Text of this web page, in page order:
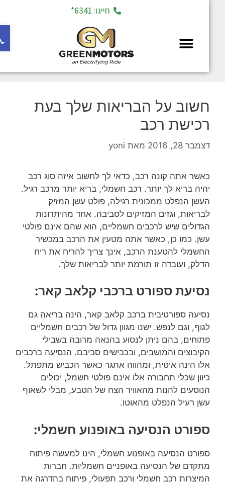
חייגו: 6341*
חשוב על הבריאות שלך בעת
רכישת רכב
דצמבר 28, 2016 מאתyoni
כאשר אתה קונה רכב, כדאי לך לחשוב איזה סוג רכב
יהיה בריא לך יותר. רכב חשמלי, בריא יותר מרכב רגיל.
העשן הנפלט ממכונית רגילה, פולט עשן המזיק
לבריאות, וגזים המזיקים לסביבה. אחד מהיתרונות
הגדולים שיש לרכבים חשמליים, הוא שהם אינם פולטי
עשן. כמו כן, כאשר אתה מטעין את הרכב במכשיר
החשמלי להטענת הרכב, אינך צריך להריח את ריח
הדלק, ועובדה זו תורמת יותר לבריאות שלך.
נסיעת ספורט ברכבי קלאב קאר:
נסיעה ספורטיבית ברכב קלאב קאר, הינה בריאה גם
לגוף, וגם לנפש. ישנו מגוון גדול של רכבים חשמליים
פתוחים, בהם ניתן לנסוע בהנאה מרובה בשבילי
הקיבוצים והמושבים, ובכבישים סביבם. הנסיעה ברכבים
אלו הינה איטית, ומהווה אתגר כאשר הכביש מתפתל.
כיוון שכלי תחבורה אלו אינם פולטי חשמל, יכולים
הנוסעים להנות מהאוויר הצח של הטבע, מבלי לשאוף
עשן רעיל הנפלט מהאוטו.
ספורט הנסיעה באופנוע חשמלי:
ספורט הנסיעה באופנוע חשמלי, הינו למעשה פיתוח
מתקדם של הנסיעה באופניים חשמליות. חברות
המיצרות רכב חשמלי ורכב תפעולי, פיתוח בהדרגה את